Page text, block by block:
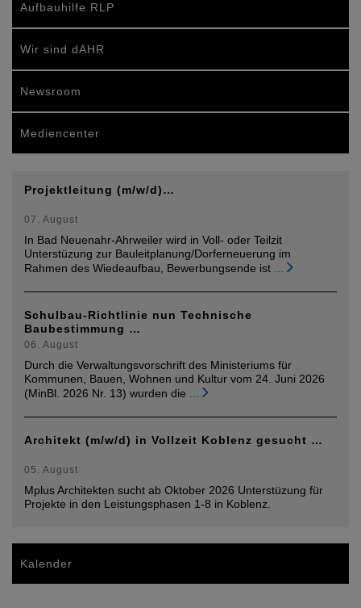
Aufbauhilfe RLP
Wir sind dAHR
Newsroom
Mediencenter
Projektleitung (m/w/d)…
07. August
In Bad Neuenahr-Ahrweiler wird in Voll- oder Teilzit
Unterstüzung zur Bauleitplanung/Dorferneuerung im
Rahmen des Wiedeaufbau, Bewerbungsende ist
Schulbau-Richtlinie nun Technische
Baubestimmung …
06. August
Durch die Verwaltungsvorschrift des Ministeriums für
Kommunen, Bauen, Wohnen und Kultur vom 24. Juni 2026
(MinBl. 2026 Nr. 13) wurden die
Architekt (m/w/d) in Vollzeit Koblenz gesucht …
05. August
Mplus Architekten sucht ab Oktober 2026 Unterstüzung für
Projekte in den Leistungsphasen 1-8 in Koblenz.
Kalender